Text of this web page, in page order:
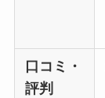
口コミ・
評判